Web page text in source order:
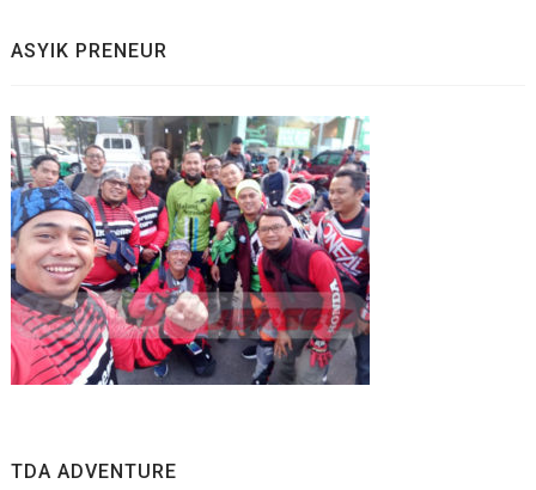
ASYIK PRENEUR
TDA ADVENTURE